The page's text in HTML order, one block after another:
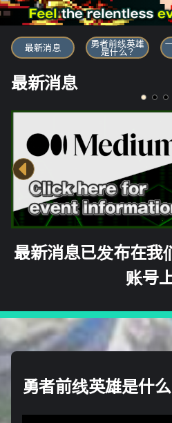
勇者前线英雄
最新消息 勇者前线英雄
是什么？
最新消息
最新消息已发布在我
账号
勇者前线英雄是什么